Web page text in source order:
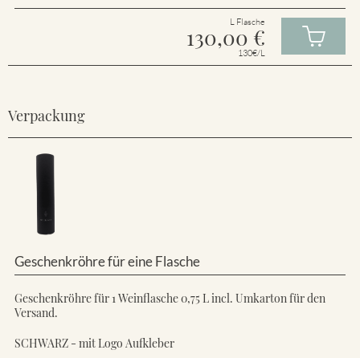
L Flasche
130,00 €
130€/L
Verpackung
Geschenkröhre für eine Flasche
Geschenkröhre für 1 Weinflasche 0,75 L incl. Umkarton für den
Versand.
SCHWARZ - mit Logo Aufkleber